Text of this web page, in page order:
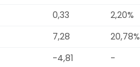
0,33 2,20%
7,28 20,78%
-4,81 -